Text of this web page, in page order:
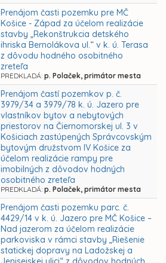
Prenájom časti pozemku pre MČ
Košice - Západ za účelom realizácie
stavby „Rekonštrukcia detského
ihriska Bernolákova ul.“ v k. ú. Terasa
z dôvodu hodného osobitného
zreteľa
PREDKLADÁ: p. Polaček, primátor mesta
Prenájom častí pozemkov p. č.
3979/34 a 3979/78 k. ú. Jazero pre
vlastníkov bytov a nebytových
priestorov na Čiernomorskej ul. 3 v
Košiciach zastúpených Správcovským
bytovým družstvom IV Košice za
účelom realizácie rampy pre
imobilných z dôvodov hodných
osobitného zreteľa
PREDKLADÁ: p. Polaček, primátor mesta
Prenájom časti pozemku parc. č.
4429/14 v k. ú. Jazero pre MČ Košice –
Nad jazerom za účelom realizácie
parkoviska v rámci stavby „Riešenie
statickej dopravy na Ladožskej a